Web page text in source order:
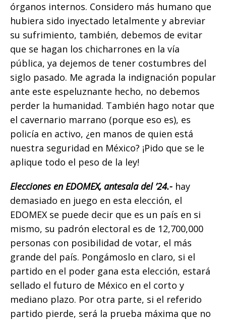
órganos internos. Considero más humano que
hubiera sido inyectado letalmente y abreviar
su sufrimiento, también, debemos de evitar
que se hagan los chicharrones en la vía
pública, ya dejemos de tener costumbres del
siglo pasado. Me agrada la indignación popular
ante este espeluznante hecho, no debemos
perder la humanidad. También hago notar que
el cavernario marrano (porque eso es), es
policía en activo, ¿en manos de quien está
nuestra seguridad en México? ¡Pido que se le
aplique todo el peso de la ley!
Elecciones en EDOMEX, antesala del ’24.- hay
demasiado en juego en esta elección, el
EDOMEX se puede decir que es un país en si
mismo, su padrón electoral es de 12,700,000
personas con posibilidad de votar, el más
grande del país. Pongámoslo en claro, si el
partido en el poder gana esta elección, estará
sellado el futuro de México en el corto y
mediano plazo. Por otra parte, si el referido
partido pierde, será la prueba máxima que no